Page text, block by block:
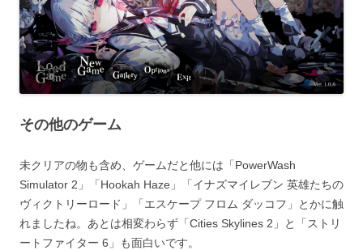
その他のゲーム
未クリアの物も含め、ゲームだと他には「PowerWash
Simulator 2」「Hookah Haze」「イナズマイレブン 英雄たちの
ヴィクトリーロード」「エスケープ フロム ダッコフ」とかに触
れましたね。あとは相変わらず「Cities Skylines 2」と「ストリ
ートファイター 6」も面白いです。